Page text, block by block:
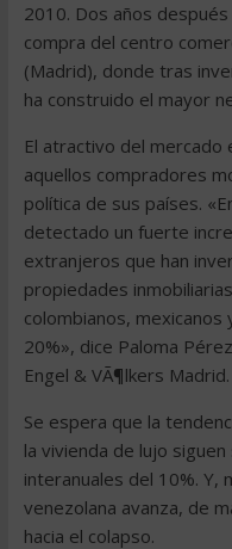
2010. Dos años
compra del centro
(Madrid), donde tras
ha construido el mayor
El atractivo del mercado
aquellos compradores
política de sus países.
detectado un fuerte
extranjeros que han
propiedades
colombianos, mexicanos
20%», dice Paloma
Engel & VÃ¶lkers Madrid.
Se espera que la
la vivienda de lujo
interanuales del 10%. Y,
venezolana avanza, de
hacia el colapso.